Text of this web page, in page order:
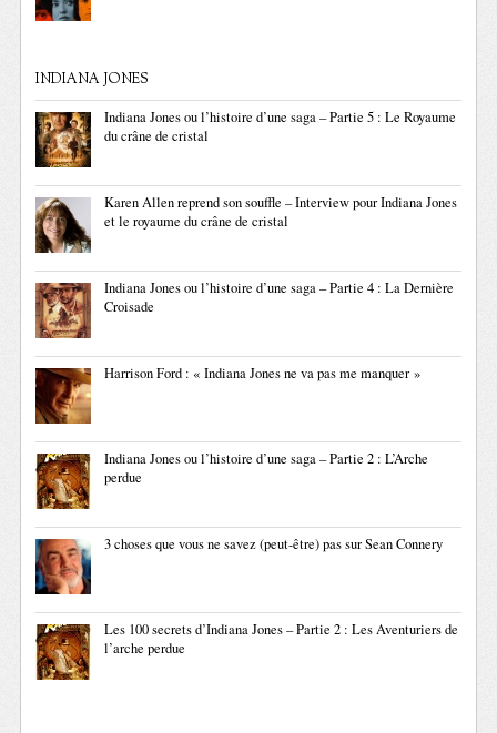
INDIANA JONES
Indiana Jones ou l’histoire d’une saga – Partie 5 : Le Royaume
du crâne de cristal
Karen Allen reprend son souffle – Interview pour Indiana Jones
et le royaume du crâne de cristal
Indiana Jones ou l’histoire d’une saga – Partie 4 : La Dernière
Croisade
Harrison Ford : « Indiana Jones ne va pas me manquer »
Indiana Jones ou l’histoire d’une saga – Partie 2 : L’Arche
perdue
3 choses que vous ne savez (peut-être) pas sur Sean Connery
Les 100 secrets d’Indiana Jones – Partie 2 : Les Aventuriers de
l’arche perdue